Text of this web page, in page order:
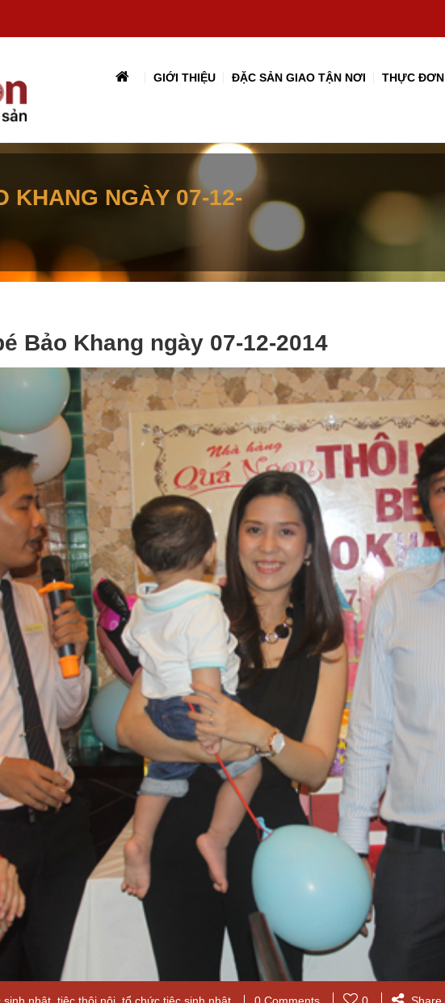
GIỚI THIỆU ĐẶC SẢN GIAO TẬN NƠI THỰC ĐƠN
KHANG NGÀY 07-12-
Bảo Khang ngày 07-12-2014